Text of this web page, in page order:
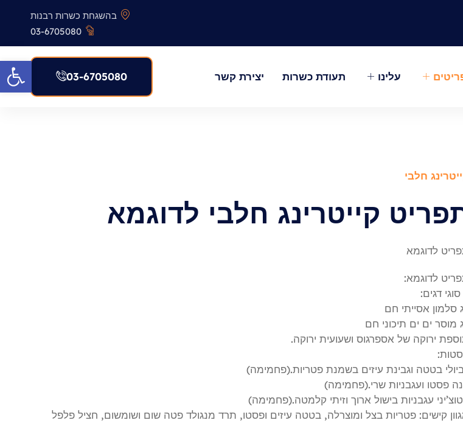
פתח
בהשגחת כשרות רבנות
03-6705080
עלינו תעודת כשרות יצירת קשר 03-6705080​
חלבי
קייטרינג חלבי לדוגמא
לדוגמא
לדוגמא:
סלמון אסייתי חם
מוסר ים ים תיכוני חם
ירוקה של אספרגוס ושעועית ירוקה.
בטטה וגבינת עיזים בשמנת פטריות.(פחמימה)
פסטו ועגבניות שרי.(פחמימה)
עגבניות בישול ארוך וזיתי קלמטה.(פחמימה)
קישים: פטריות בצל ומוצרלה, בטטה עיזים ופסטו, תרד מנגולד פטה שום ושומשום, חציל פלפל